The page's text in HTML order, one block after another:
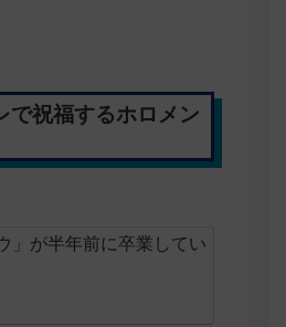
で祝福するホロメン
」が半年前に卒業してい